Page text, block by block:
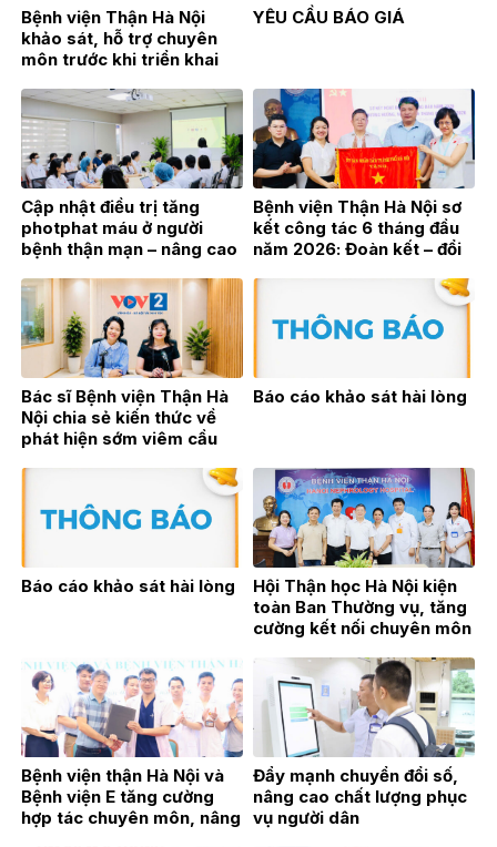
Bệnh viện Thận Hà Nội
khảo sát, hỗ trợ chuyên
môn trước khi triển khai
tại Bệnh viện Đa khoa Hoài
Đức
YÊU CẦU BÁO GIÁ
Cập nhật điều trị tăng
photphat máu ở người
bệnh thận mạn – nâng cao
hành lâm sàng
Bệnh viện Thận Hà Nội sơ
kết công tác 6 tháng đầu
năm 2026: Đoàn kết – đổi
triển bền vững
Bác sĩ Bệnh viện Thận Hà
Nội chia sẻ kiến thức về
phát hiện sớm viêm cầu
trực tiếp VOV2
Báo cáo khảo sát hài lòng
Báo cáo khảo sát hài lòng
Hội Thận học Hà Nội kiện
toàn Ban Thường vụ, tăng
cường kết nối chuyên môn
chuyên ngành Thận học
Bệnh viện thận Hà Nội và
Bệnh viện E tăng cường
hợp tác chuyên môn, nâng
Đẩy mạnh chuyển đổi số,
nâng cao chất lượng phục
vụ người dân